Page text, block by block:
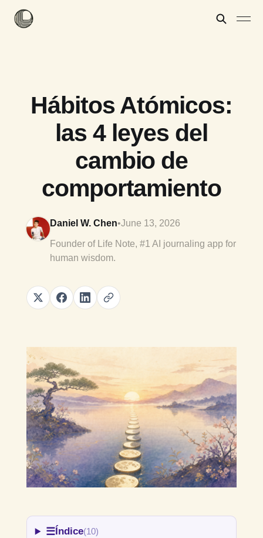
Hábitos Atómicos:
las 4 leyes del
cambio de
comportamiento
Daniel W. Chen•June 13, 2026
Founder of Life Note, #1 AI journaling app for
human wisdom.
☰Índice(10)